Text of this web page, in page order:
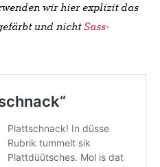
wir hier explizit das
und nichtSass-